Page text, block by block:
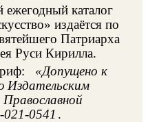
каталог
издаётся по
Патриарха
Руси Кирилла.
«Допущено к
Издательским
0541 .